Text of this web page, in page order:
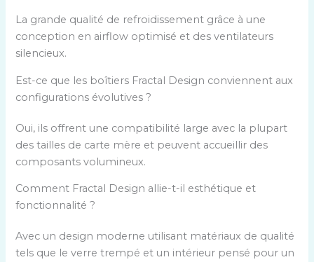
La grande qualité de refroidissement grâce à une
conception en airflow optimisé et des ventilateurs
silencieux.
Est-ce que les boîtiers Fractal Design conviennent aux
configurations évolutives ?
Oui, ils offrent une compatibilité large avec la plupart
des tailles de carte mère et peuvent accueillir des
composants volumineux.
Comment Fractal Design allie-t-il esthétique et
fonctionnalité ?
Avec un design moderne utilisant matériaux de qualité
tels que le verre trempé et un intérieur pensé pour un